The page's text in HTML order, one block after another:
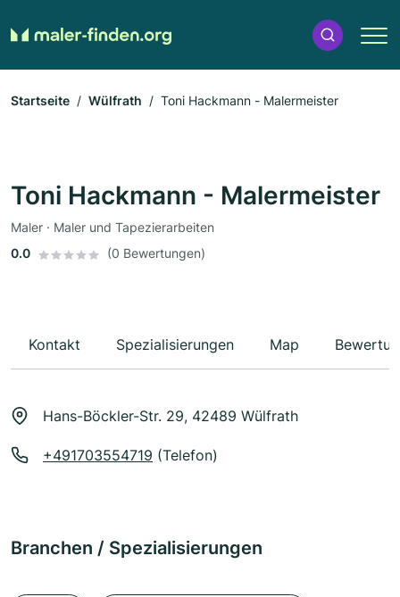
Startseite Wülfrath Toni Hackmann - Malermeister
Toni Hackmann - Malermeister
Maler · Maler und Tapezierarbeiten
0.0
(0 Bewertungen)
Kontakt Spezialisierungen Map
Hans-Böckler-Str. 29, 42489 Wülfrath
+491703554719 (Telefon)
Branchen / Spezialisierungen